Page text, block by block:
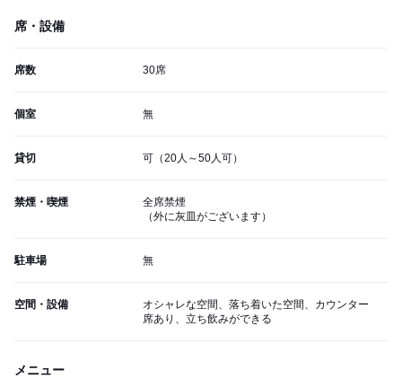
席・設備
席数 30席
個室 無
貸切 可（20人～50人可）
禁煙・喫煙
全席禁煙
（外に灰皿がございます）
駐車場 無
空間・設備
オシャレな空間、落ち着いた空間、カウンター
席あり、立ち飲みができる
メニュー